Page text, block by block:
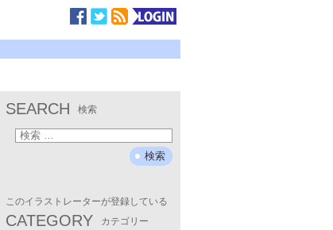
SEARCH 検索
このイラストレーターが登録している
CATEGORY カテゴリー